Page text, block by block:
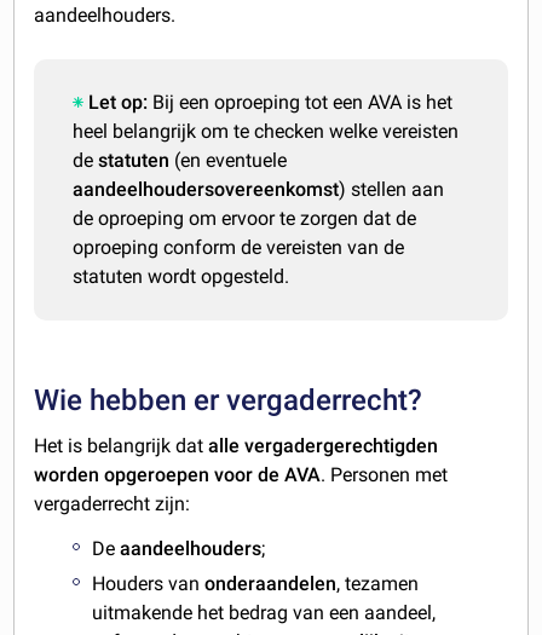
aandeelhouders.
Let op: Bij een oproeping tot een AVA is het
heel belangrijk om te checken welke vereisten
destatuten (en eventuele
aandeelhoudersovereenkomst) stellen aan
de oproeping om ervoor te zorgen dat de
oproeping conform de vereisten van de
statuten wordt opgesteld.
Wie hebben er vergaderrecht?
Het is belangrijk datalle vergadergerechtigden
worden opgeroepen voor de AVA. Personen met
vergaderrecht zijn:
Deaandeelhouders;
Houders vanonderaandelen, tezamen
uitmakende het bedrag van een aandeel,